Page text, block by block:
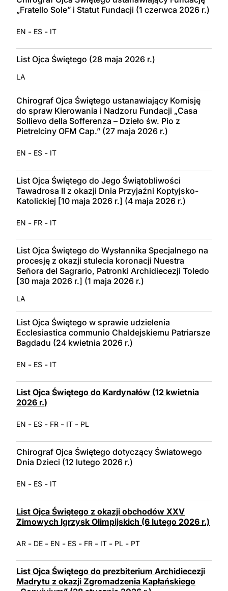
„Fratello Sole” i Statut Fundacji (1 czerwca 2026 r.)
EN - ES - IT
List Ojca Świętego (28 maja 2026 r.)
LA
Chirograf Ojca Świętego ustanawiający Komisję
do spraw Kierowania i Nadzoru Fundacji „Casa
Sollievo della Sofferenza – Dzieło św. Pio z
Pietrelciny OFM Cap.” (27 maja 2026 r.)
EN - ES - IT
List Ojca Świętego do Jego Świątobliwości
Tawadrosa II z okazji Dnia Przyjaźni Koptyjsko-
Katolickiej [10 maja 2026 r.] (4 maja 2026 r.)
EN - FR - IT
List Ojca Świętego do Wysłannika Specjalnego na
procesję z okazji stulecia koronacji Nuestra
Señora del Sagrario, Patronki Archidiecezji Toledo
[30 maja 2026 r.] (1 maja 2026 r.)
LA
List Ojca Świętego w sprawie udzielenia
Ecclesiastica communio Chaldejskiemu Patriarsze
Bagdadu (24 kwietnia 2026 r.)
EN - ES - IT
List Ojca Świętego do Kardynałów (12 kwietnia
2026 r.)
EN - ES - FR - IT - PL
Chirograf Ojca Świętego dotyczący Światowego
Dnia Dzieci (12 lutego 2026 r.)
EN - ES - IT
List Ojca Świętego z okazji obchodów XXV
Zimowych Igrzysk Olimpijskich (6 lutego 2026 r.)
AR - DE - EN - ES - FR - IT - PL - PT
List Ojca Świętego do prezbiterium Archidiecezji
Madrytu z okazji Zgromadzenia Kapłańskiego